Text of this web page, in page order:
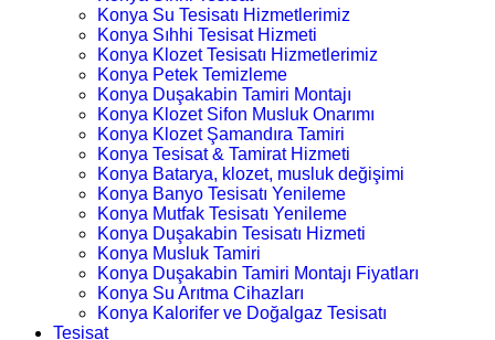
Konya Su Tesisatı Hizmetlerimiz
Konya Sıhhi Tesisat Hizmeti
Konya Klozet Tesisatı Hizmetlerimiz
Konya Petek Temizleme
Konya Duşakabin Tamiri Montajı
Konya Klozet Sifon Musluk Onarımı
Konya Klozet Şamandıra Tamiri
Konya Tesisat & Tamirat Hizmeti
Konya Batarya, klozet, musluk değişimi
Konya Banyo Tesisatı Yenileme
Konya Mutfak Tesisatı Yenileme
Konya Duşakabin Tesisatı Hizmeti
Konya Musluk Tamiri
Konya Duşakabin Tamiri Montajı Fiyatları
Konya Su Arıtma Cihazları
Konya Kalorifer ve Doğalgaz Tesisatı
Tesisat